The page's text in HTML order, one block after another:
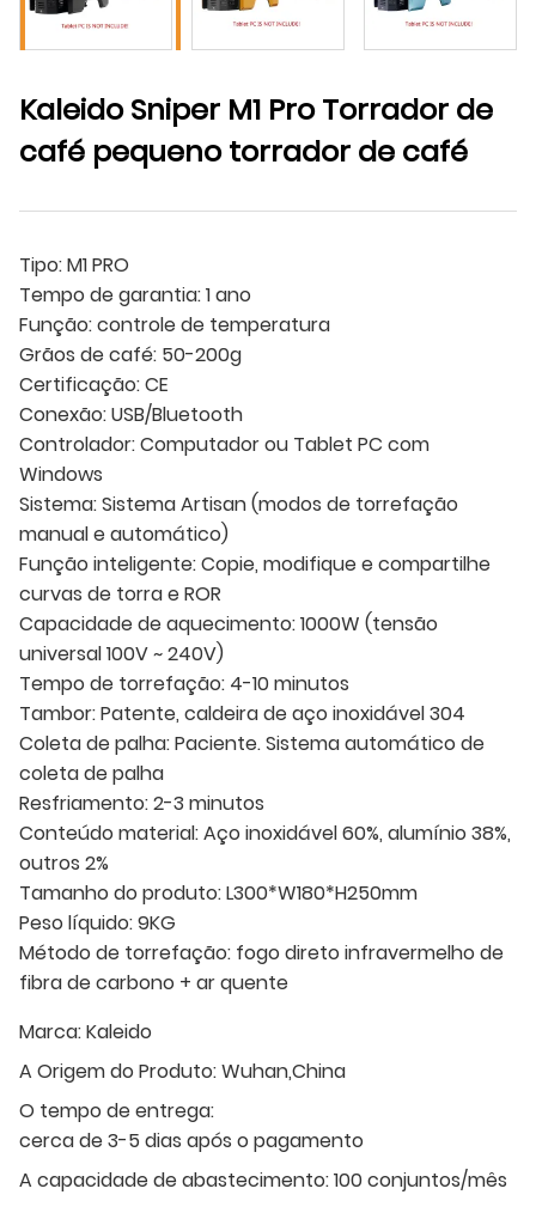
Kaleido Sniper M1 Pro Torrador de
café pequeno torrador de café
Tipo: M1 PRO
Tempo de garantia: 1 ano
Função: controle de temperatura
Grãos de café: 50-200g
Certificação: CE
Conexão: USB/Bluetooth
Controlador: Computador ou Tablet PC com
Windows
Sistema: Sistema Artisan (modos de torrefação
manual e automático)
Função inteligente: Copie, modifique e compartilhe
curvas de torra e ROR
Capacidade de aquecimento: 1000W (tensão
universal 100V ~ 240V)
Tempo de torrefação: 4-10 minutos
Tambor: Patente, caldeira de aço inoxidável 304
Coleta de palha: Paciente. Sistema automático de
coleta de palha
Resfriamento: 2-3 minutos
Conteúdo material: Aço inoxidável 60%, alumínio 38%,
outros 2%
Tamanho do produto: L300*W180*H250mm
Peso líquido: 9KG
Método de torrefação: fogo direto infravermelho de
fibra de carbono + ar quente
Marca:Kaleido
A Origem do Produto:Wuhan,China
O tempo de entrega:
cerca de 3-5 dias após o pagamento
A capacidade de abastecimento:100 conjuntos/mês